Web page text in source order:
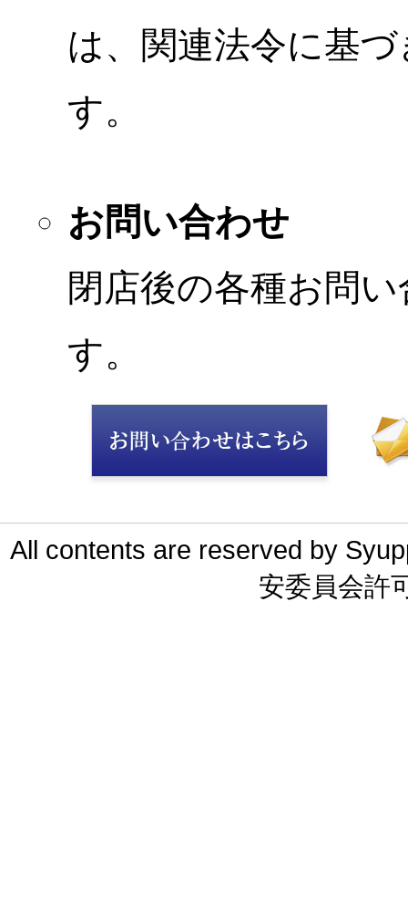
は、関連法令に基
す。
お問い合わせ
閉店後の各種お問
す。
All contents are reserved by
安委員会許